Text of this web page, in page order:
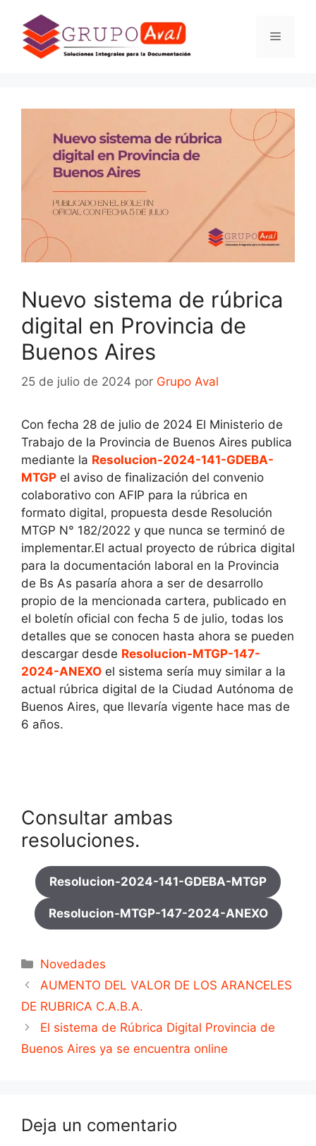
Nuevo sistema de rúbrica
digital en Provincia de
Buenos Aires
25 de julio de 2024 por Grupo Aval
Con fecha 28 de julio de 2024 El Ministerio de
Trabajo de la Provincia de Buenos Aires publica
mediante la Resolucion-2024-141-GDEBA-
MTGP el aviso de finalización del convenio
colaborativo con AFIP para la rúbrica en
formato digital, propuesta desde Resolución
MTGP N° 182/2022 y que nunca se terminó de
implementar.El actual proyecto de rúbrica digital
para la documentación laboral en la Provincia
de Bs As pasaría ahora a ser de desarrollo
propio de la mencionada cartera, publicado en
el boletín oficial con fecha 5 de julio, todas los
detalles que se conocen hasta ahora se pueden
descargar desde Resolucion-MTGP-147-
2024-ANEXO el sistema sería muy similar a la
actual rúbrica digital de la Ciudad Autónoma de
Buenos Aires, que llevaría vigente hace mas de
6 años.
Consultar ambas
resoluciones.
Resolucion-2024-141-GDEBA-MTGP
Resolucion-MTGP-147-2024-ANEXO
Novedades
AUMENTO DEL VALOR DE LOS ARANCELES
DE RUBRICA C.A.B.A.
El sistema de Rúbrica Digital Provincia de
Buenos Aires ya se encuentra online
Deja un comentario